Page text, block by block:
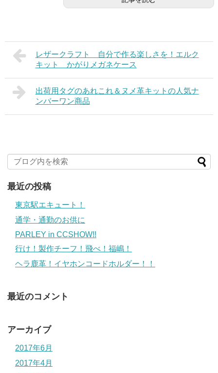
レザークラフト 自分で作る楽しさを！エルク
キット かがりメガネケース
出荷用タグのあれこれ＆ヌメ革キットの人気ナ
ンバーワン商品
最近の投稿
東京駅エキュート！
通学・通勤のお供に
PARLEY in CCSHOW!!
行け！製作チーフ！飛べ！福嶋！
ヘラ鹿革！イヤホンコードホルダー！！
最近のコメント
アーカイブ
2017年6月
2017年4月